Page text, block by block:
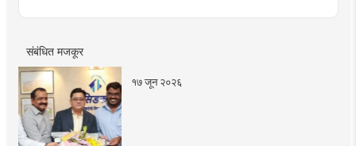
संबंधित मजकूर
१७ जून २०२६